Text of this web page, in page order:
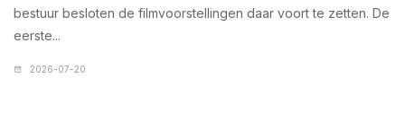
bestuur besloten de filmvoorstellingen daar voort te zetten. De
eerste...
2026-07-20